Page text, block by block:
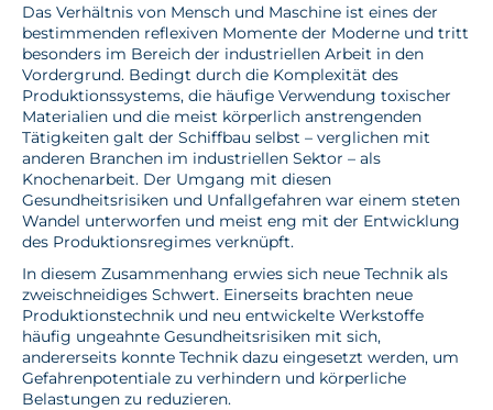
Das Verhältnis von Mensch und Maschine ist eines der
bestimmenden reflexiven Momente der Moderne und tritt
besonders im Bereich der industriellen Arbeit in den
Vordergrund. Bedingt durch die Komplexität des
Produktionssystems, die häufige Verwendung toxischer
Materialien und die meist körperlich anstrengenden
Tätigkeiten galt der Schiffbau selbst – verglichen mit
anderen Branchen im industriellen Sektor – als
Knochenarbeit. Der Umgang mit diesen
Gesundheitsrisiken und Unfallgefahren war einem steten
Wandel unterworfen und meist eng mit der Entwicklung
des Produktionsregimes verknüpft.
In diesem Zusammenhang erwies sich neue Technik als
zweischneidiges Schwert. Einerseits brachten neue
Produktionstechnik und neu entwickelte Werkstoffe
häufig ungeahnte Gesundheitsrisiken mit sich,
andererseits konnte Technik dazu eingesetzt werden, um
Gefahrenpotentiale zu verhindern und körperliche
Belastungen zu reduzieren.